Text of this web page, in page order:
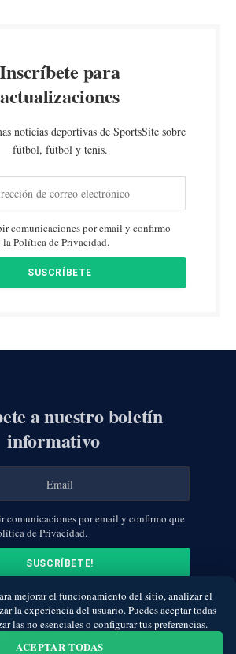
Inscríbete para
actualizaciones
noticias deportivas de SportsSite sobre
fútbol, fútbol y tenis.
comunicaciones por email y confirmo
la Política de Privacidad.
a nuestro boletín
informativo
comunicaciones por email y confirmo que
de Privacidad.
mejorar el funcionamiento del sitio, analizar el
la experiencia del usuario. Puedes aceptar todas
las no esenciales o configurar tus preferencias.
ACEPTAR TODAS